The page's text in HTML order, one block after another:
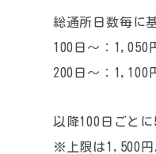
総通所日数毎に
100日～：1,050
200日～：1,100
以降100日ごと
※上限は1,500円